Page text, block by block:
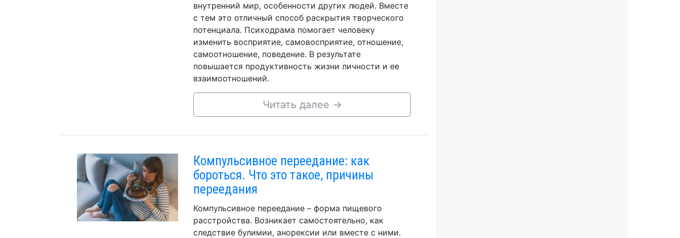
внутренний мир, особенности других людей. Вместе
с тем это отличный способ раскрытия творческого
потенциала. Психодрама помогает человеку
изменить восприятие, самовосприятие, отношение,
самоотношение, поведение. В результате
повышается продуктивность жизни личности и ее
взаимоотношений.
Читать далее →
Компульсивное переедание: как
бороться. Что это такое, причины
переедания
Компульсивное переедание – форма пищевого
расстройства. Возникает самостоятельно, как
следствие булимии, анорексии или вместе с ними.